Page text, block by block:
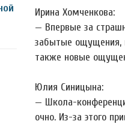
Ирина Хомченкова:
— Впервые за
забытые ощущения,
также новые
Юлия Синицына:
— Школа-
очно. Из-за этого